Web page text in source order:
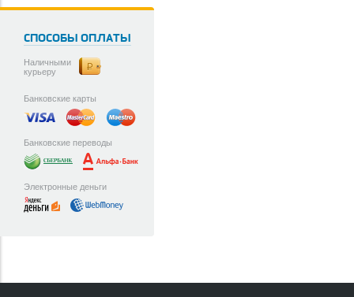
СПОСОБЫ ОПЛАТЫ
Наличными
курьеру
Банковские карты
Банковские переводы
Электронные деньги